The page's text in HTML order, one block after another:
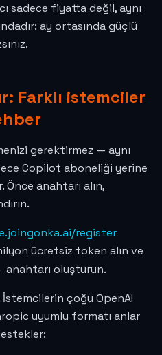
sadece fiyatta değil, aynı
ay ortasında güçlü
Farklı istemciler
gerektirmez — aynı
Copilot aboneliği yerine
Önce anahtarı alın,
register
ücretsiz token alın ve
anahtarı oluşturun.
İstemcilerin çoğu OpenAI
uyumlu formatı anlar